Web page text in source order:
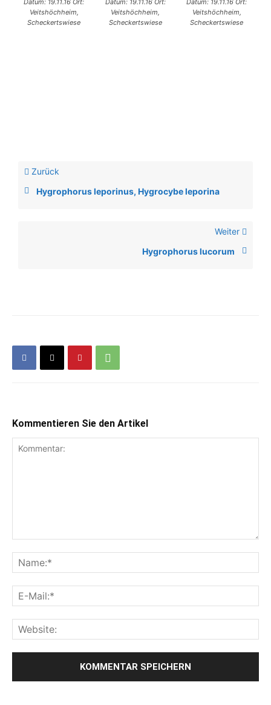
Datum: 19.11.16 Ort:
Veitshöchheim,
Scheckertswiese
Datum: 19.11.16 Ort:
Veitshöchheim,
Scheckertswiese
Datum: 19.11.16 Ort:
Veitshöchheim,
Scheckertswiese
Zurück
Hygrophorus leporinus, Hygrocybe leporina
Weiter
Hygrophorus lucorum
Kommentieren Sie den Artikel